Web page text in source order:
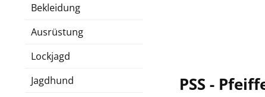
Bekleidung
Ausrüstung
Lockjagd
Jagdhund
PSS -